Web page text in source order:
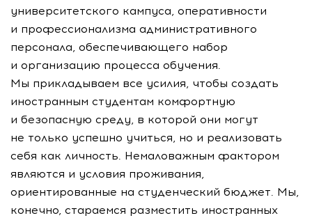
университетского кампуса, оперативности
и профессионализма административного
персонала, обеспечивающего набор
и организацию процесса обучения.
Мы прикладываем все усилия, чтобы создать
иностранным студентам комфортную
и безопасную среду, в которой они могут
не только успешно учиться, но и реализовать
себя как личность. Немаловажным фактором
являются и условия проживания,
ориентированные на студенческий бюджет. Мы,
конечно, стараемся разместить иностранных